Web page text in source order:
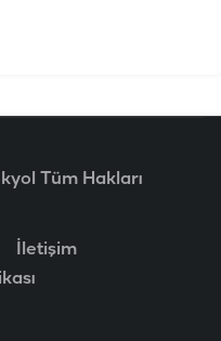
Tüm Hakları
İletişim